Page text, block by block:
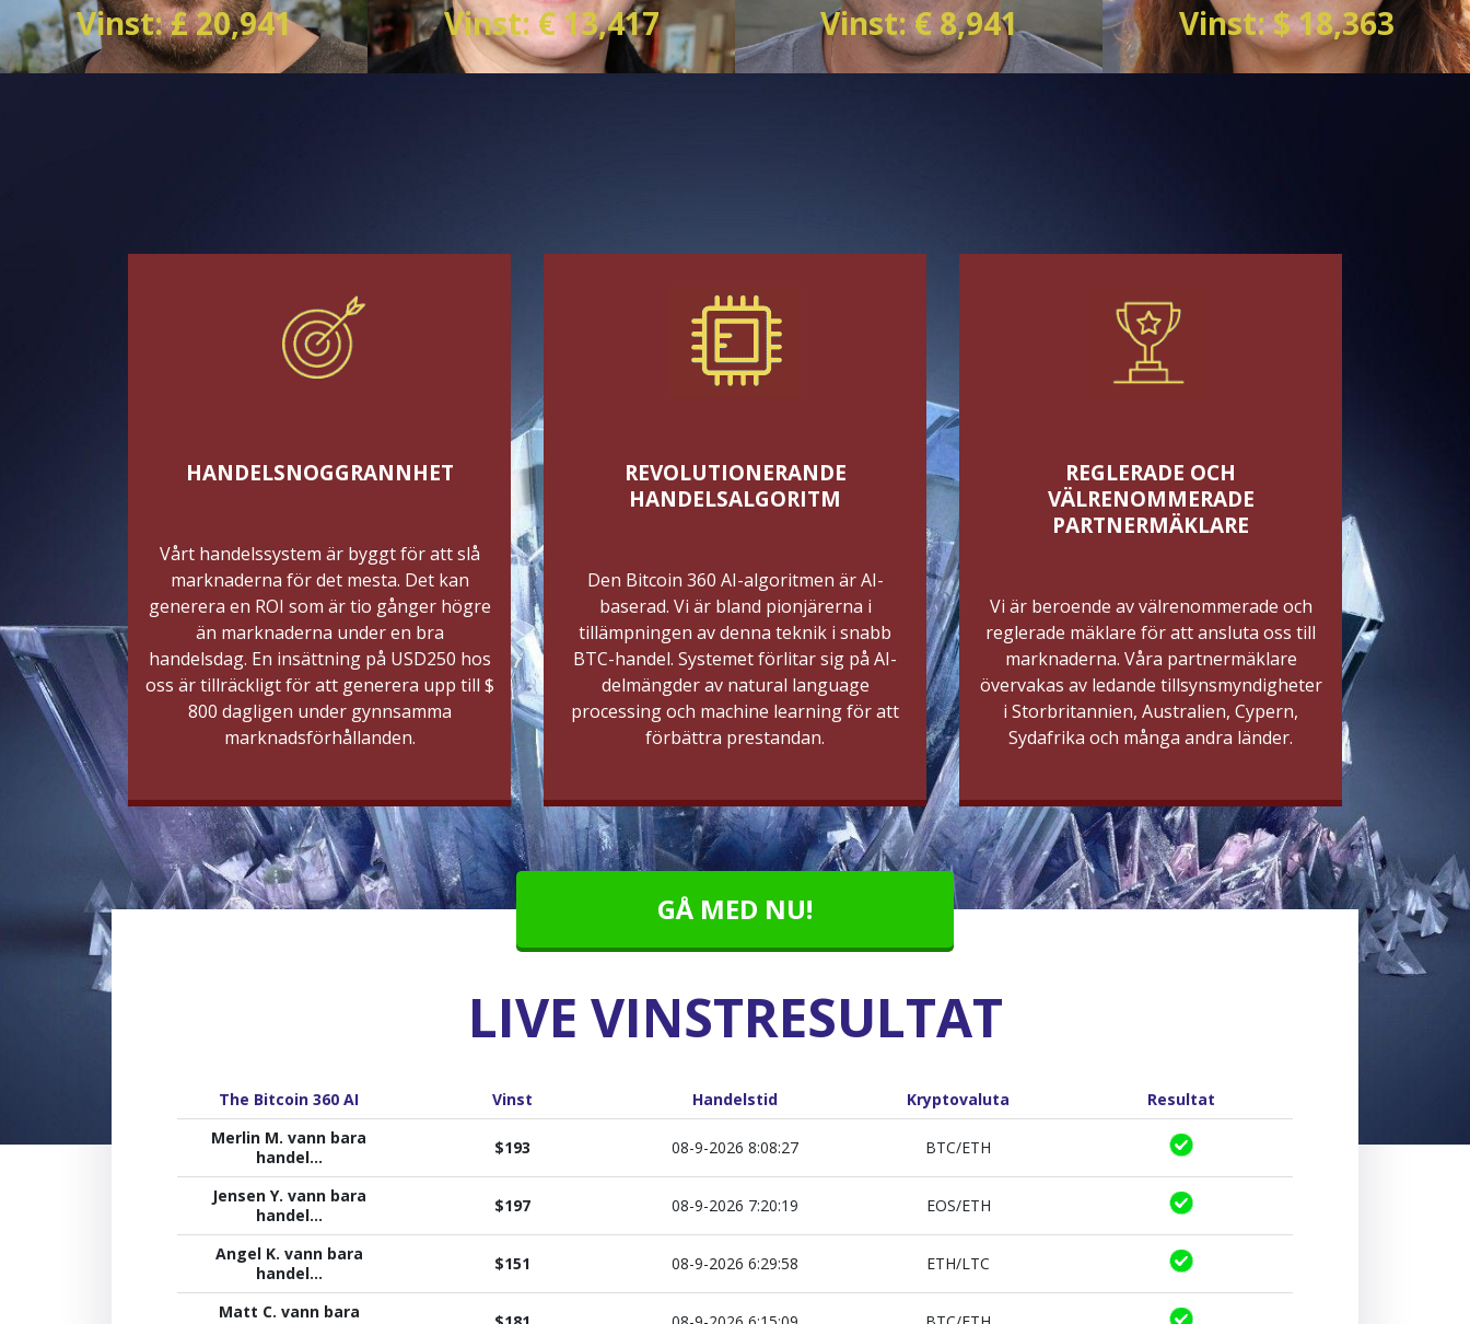
Vinst: £ 20,941 Vinst: € 13,417 Vinst: € 8,941 Vinst: $ 18,363
HANDELSNOGGRANNHET
Vårt handelssystem är byggt för att slå
marknaderna för det mesta. Det kan
generera en ROI som är tio gånger högre
än marknaderna under en bra
handelsdag. En insättning på USD250 hos
oss är tillräckligt för att generera upp till $
800 dagligen under gynnsamma
marknadsförhållanden.
REVOLUTIONERANDE
HANDELSALGORITM
Den Bitcoin 360 AI-algoritmen är AI-
baserad. Vi är bland pionjärerna i
tillämpningen av denna teknik i snabb
BTC-handel. Systemet förlitar sig på AI-
delmängder av natural language
processing och machine learning för att
förbättra prestandan.
REGLERADE OCH
VÄLRENOMMERADE
PARTNERMÄKLARE
Vi är beroende av välrenommerade och
reglerade mäklare för att ansluta oss till
marknaderna. Våra partnermäklare
övervakas av ledande tillsynsmyndigheter
i Storbritannien, Australien, Cypern,
Sydafrika och många andra länder.
GÅ MED NU!
LIVE VINSTRESULTAT
The Bitcoin 360 AI Vinst Handelstid Kryptovaluta
Resultat
Merlin M. vann bara
handel...
$193 08-9-2026 8:08:27 BTC/ETH
Jensen Y. vann bara
handel...
$197 08-9-2026 7:20:19 EOS/ETH
Angel K. vann bara
handel...
$151 08-9-2026 6:29:58 ETH/LTC
Matt C. vann bara